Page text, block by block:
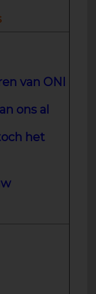
van ONI
ons al
het